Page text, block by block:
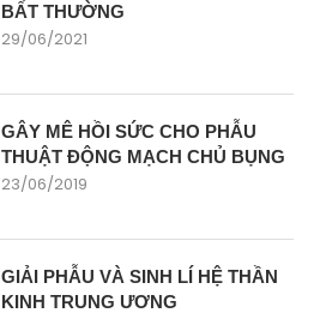
BẤT THƯỜNG
29/06/2021
GÂY MÊ HỒI SỨC CHO PHẪU
THUẬT ĐỘNG MẠCH CHỦ BỤNG
23/06/2019
GIẢI PHẪU VÀ SINH LÍ HỆ THẦN
KINH TRUNG ƯƠNG